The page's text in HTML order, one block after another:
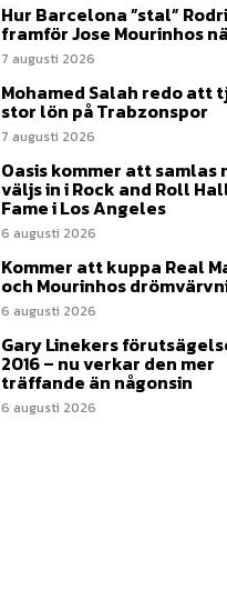
Hur Barcelona ”stal”
framför Jose Mourinhos
7 augusti 2026
Mohamed Salah redo att
stor lön på Trabzonspor
7 augusti 2026
Oasis kommer att samlas
väljs in i Rock and Roll
Fame i Los Angeles
6 augusti 2026
Kommer att kuppa Real
och Mourinhos
6 augusti 2026
Gary Linekers
2016 – nu verkar den mer
träffande än någonsin
6 augusti 2026